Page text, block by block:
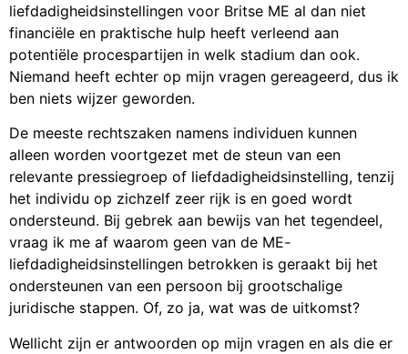
liefdadigheidsinstellingen voor Britse ME al dan niet
financiële en praktische hulp heeft verleend aan
potentiële procespartijen in welk stadium dan ook.
Niemand heeft echter op mijn vragen gereageerd, dus ik
ben niets wijzer geworden.
De meeste rechtszaken namens individuen kunnen
alleen worden voortgezet met de steun van een
relevante pressiegroep of liefdadigheidsinstelling, tenzij
het individu op zichzelf zeer rijk is en goed wordt
ondersteund. Bij gebrek aan bewijs van het tegendeel,
vraag ik me af waarom geen van de ME-
liefdadigheidsinstellingen betrokken is geraakt bij het
ondersteunen van een persoon bij grootschalige
juridische stappen. Of, zo ja, wat was de uitkomst?
Wellicht zijn er antwoorden op mijn vragen en als die er